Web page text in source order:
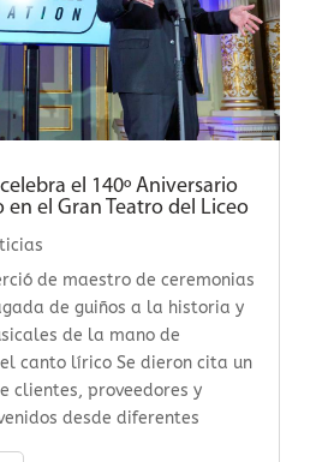
el 140º Aniversario
el Gran Teatro del Liceo
de maestro de ceremonias
de guiños a la historia y
de la mano de
canto lírico Se dieron cita un
clientes, proveedores y
desde diferentes